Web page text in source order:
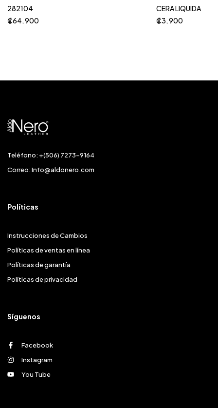
282104
₡64, 900
CERA LIQUIDA
₡3, 900
Teléfono: +(506) 7273-9164
Correo:Info@aldonero.com
Políticas
Instrucciones de Cambios
Políticas de ventas en línea
Políticas de garantía
Políticas de privacidad
Síguenos
Facebook
Instagram
You Tube